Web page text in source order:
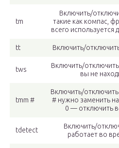
tm
Включить/
такие как компас,
всего используется
tt Включить/
tws
Включить/
вы не
tmm #
Включить/
# нужно заменить
0 — отключить
tdetect
Включить/
работает во